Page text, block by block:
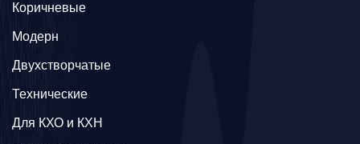
Коричневые
Модерн
Двухстворчатые
Технические
Для КХО и КХН